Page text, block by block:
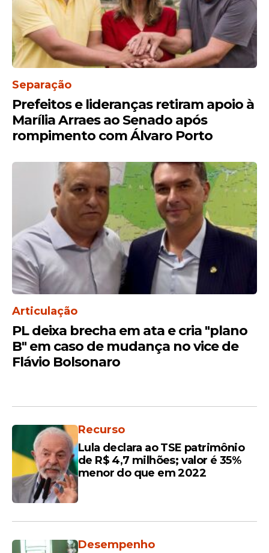
Separação
Prefeitos e lideranças retiram apoio à
Marília Arraes ao Senado após
rompimento com Álvaro Porto
Articulação
PL deixa brecha em ata e cria "plano
B" em caso de mudança no vice de
Flávio Bolsonaro
Recurso
Lula declara ao TSE patrimônio
de R$ 4,7 milhões; valor é 35%
menor do que em 2022
Desempenho